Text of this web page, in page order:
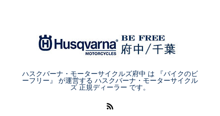
ハスクバーナ・モーターサイクルズ府中 は 『バイクのビ
ーフリー』 が運営する ハスクバーナ・モーターサイクル
ズ 正規ディーラー です。